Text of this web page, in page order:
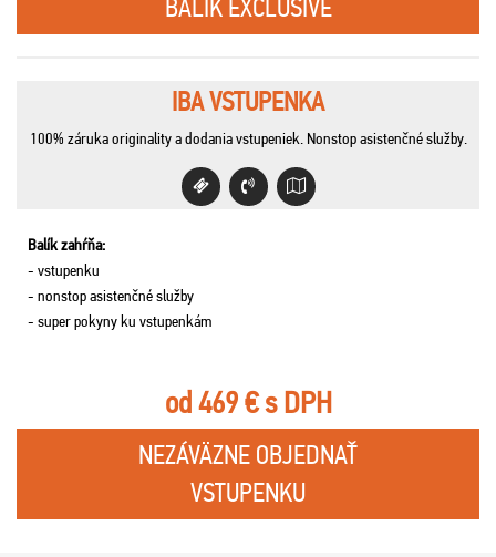
BALÍK EXCLUSIVE
IBA VSTUPENKA
100% záruka originality a dodania vstupeniek. Nonstop asistenčné služby.
Balík zahŕňa:
- vstupenku
- nonstop asistenčné služby
- super pokyny ku vstupenkám
od 469 € s DPH
NEZÁVÄZNE OBJEDNAŤ
VSTUPENKU